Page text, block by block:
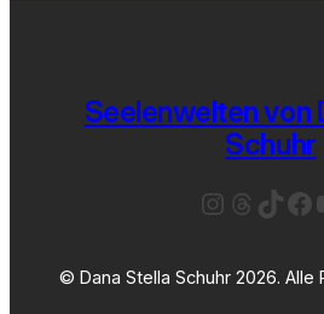
Seelenwelten von
Schuhr
© Dana Stella Schuhr 2026. Alle